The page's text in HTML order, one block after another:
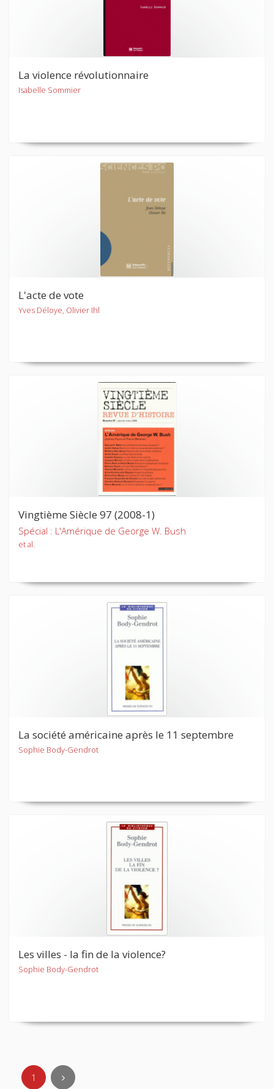
La violence révolutionnaire
Isabelle Sommier
L'acte de vote
Yves Déloye, Olivier Ihl
Vingtième Siècle 97 (2008-1)
Spécial : L'Amérique de George W. Bush
et al.
La société américaine après le 11 septembre
Sophie Body-Gendrot
Les villes - la fin de la violence?
Sophie Body-Gendrot
1